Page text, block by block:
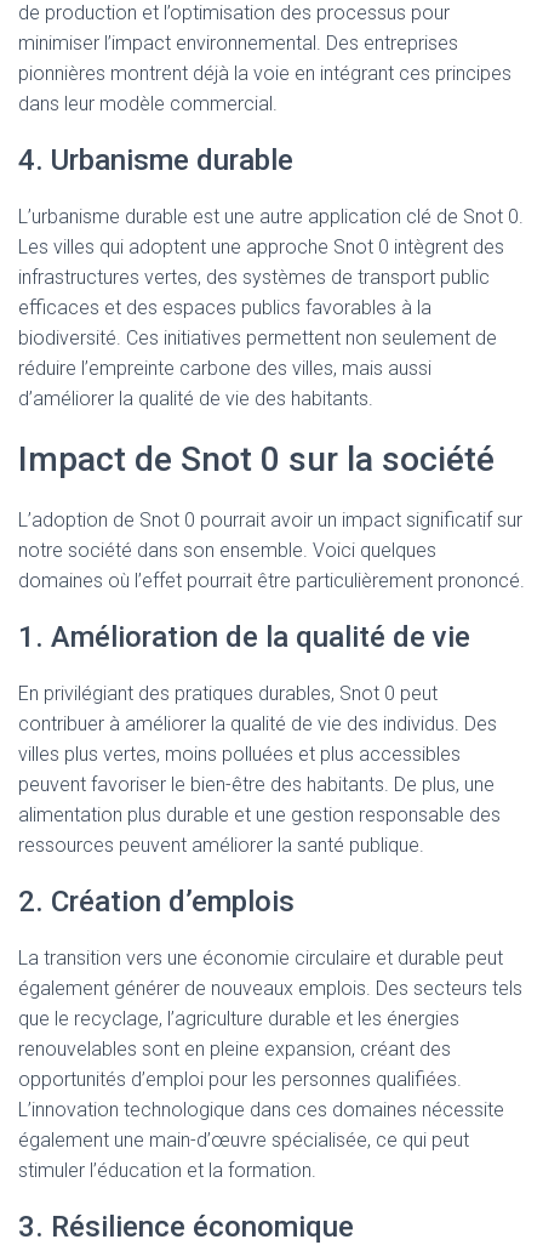
de production et l’optimisation des processus pour
minimiser l’impact environnemental. Des entreprises
pionnières montrent déjà la voie en intégrant ces principes
dans leur modèle commercial.
4. Urbanisme durable
L’urbanisme durable est une autre application clé de Snot 0.
Les villes qui adoptent une approche Snot 0 intègrent des
infrastructures vertes, des systèmes de transport public
efficaces et des espaces publics favorables à la
biodiversité. Ces initiatives permettent non seulement de
réduire l’empreinte carbone des villes, mais aussi
d’améliorer la qualité de vie des habitants.
Impact de Snot 0 sur la société
L’adoption de Snot 0 pourrait avoir un impact significatif sur
notre société dans son ensemble. Voici quelques
domaines où l’effet pourrait être particulièrement prononcé.
1. Amélioration de la qualité de vie
En privilégiant des pratiques durables, Snot 0 peut
contribuer à améliorer la qualité de vie des individus. Des
villes plus vertes, moins polluées et plus accessibles
peuvent favoriser le bien-être des habitants. De plus, une
alimentation plus durable et une gestion responsable des
ressources peuvent améliorer la santé publique.
2. Création d’emplois
La transition vers une économie circulaire et durable peut
également générer de nouveaux emplois. Des secteurs tels
que le recyclage, l’agriculture durable et les énergies
renouvelables sont en pleine expansion, créant des
opportunités d’emploi pour les personnes qualifiées.
L’innovation technologique dans ces domaines nécessite
également une main-d’œuvre spécialisée, ce qui peut
stimuler l’éducation et la formation.
3. Résilience économique